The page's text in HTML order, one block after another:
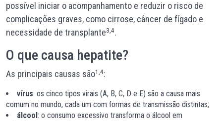
possível iniciar o acompanhamento e reduzir o risco de
complicações graves, como cirrose, câncer de fígado e
necessidade de transplante3,4.
O que causa hepatite?
As principais causas são1,4:
vírus: os cinco tipos virais (A, B, C, D e E) são a causa mais
comum no mundo, cada um com formas de transmissão distintas;
álcool : o consumo excessivo transforma o álcool em